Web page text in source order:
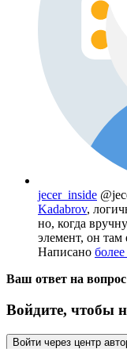
jecer_inside
Kadabrov,
но, когда
элемент, он там
Написано более
Ваш ответ на вопрос
Войдите, чтобы
Войти через центр